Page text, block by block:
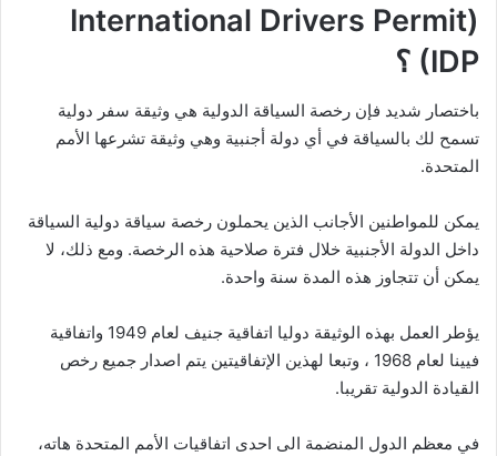
(International Drivers Permit
(IDP ؟
باختصار شديد فإن رخصة السياقة الدولية هي وثيقة سفر دولية
تسمح لك بالسياقة في أي دولة أجنبية وهي وثيقة تشرعها الأمم
المتحدة.
يمكن للمواطنين الأجانب الذين يحملون رخصة سياقة دولية السياقة
داخل الدولة الأجنبية خلال فترة صلاحية هذه الرخصة. ومع ذلك، لا
يمكن أن تتجاوز هذه المدة سنة واحدة.
يؤطر العمل بهذه الوثيقة دوليا اتفاقية جنيف لعام 1949 واتفاقية
فيينا لعام 1968 ، وتبعا لهذين الإتفاقيتين يتم اصدار جميع رخص
القيادة الدولية تقريبا.
في معظم الدول المنضمة الى احدى اتفاقيات الأمم المتحدة هاته،